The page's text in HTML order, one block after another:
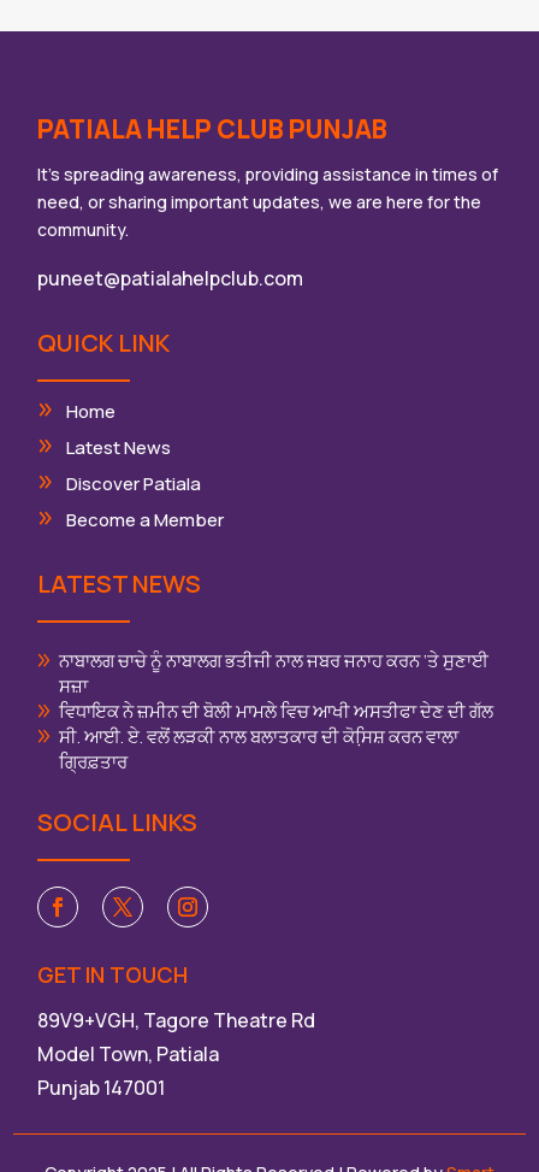
PATIALA HELP CLUB PUNJAB
It’s spreading awareness, providing assistance in times of
need, or sharing important updates, we are here for the
community.
puneet@patialahelpclub.com
QUICK LINK
Home
Latest News
Discover Patiala
Become a Member
LATEST NEWS
ਨਾਬਾਲਗ ਚਾਚੇ ਨੂੰ ਨਾਬਾਲਗ ਭਤੀਜੀ ਨਾਲ ਜਬਰ ਜਨਾਹ ਕਰਨ ‘ਤੇ ਸੁਣਾਈ
ਸਜ਼ਾ
ਵਿਧਾਇਕ ਨੇ ਜ਼ਮੀਨ ਦੀ ਬੋਲੀ ਮਾਮਲੇ ਵਿਚ ਆਖੀ ਅਸਤੀਫਾ ਦੇਣ ਦੀ ਗੱਲ
ਸੀ. ਆਈ. ਏ. ਵਲੋਂ ਲੜਕੀ ਨਾਲ ਬਲਾਤਕਾਰ ਦੀ ਕੋਸਿ਼ਸ਼ ਕਰਨ ਵਾਲਾ
ਗ੍ਰਿਫ਼ਤਾਰ
SOCIAL LINKS
GET IN TOUCH
89V9+VGH, Tagore Theatre Rd
Model Town, Patiala
Punjab 147001